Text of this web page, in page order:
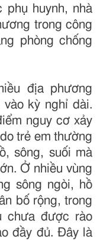
phụ huynh, nhà
trong công
phòng chống
địa phương
kỳ nghỉ dài.
nguy cơ xảy
trẻ em thường
sông, suối mà
Ở nhiều vùng
sông ngòi, hồ
bố rộng, trong
chưa được rào
đầy đủ. Đây là